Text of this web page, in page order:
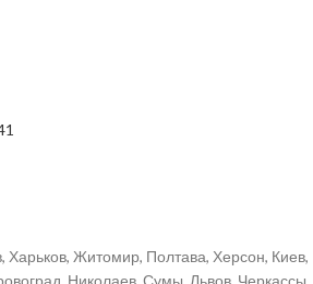
Харьков, Житомир, Полтава, Херсон, Киев,
Николаев, Сумы, Львов, Черкассы,